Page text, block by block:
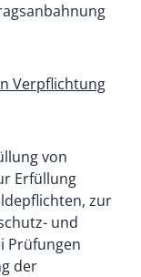
Verpflichtung
von
Erfüllung
zur
und
Prüfungen
der